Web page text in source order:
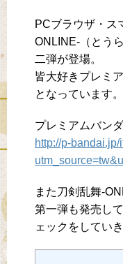
PCブラウザ・ス
ONLINE-（とう
二弾が登場。
皆大好きプレミ
となっています。
プレミアムバン
http://p-
また刀剣乱舞-
第一弾も発売し
ェックをしてい